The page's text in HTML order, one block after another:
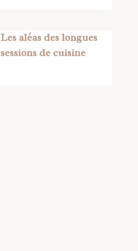
Les aléas des longues
sessions de cuisine